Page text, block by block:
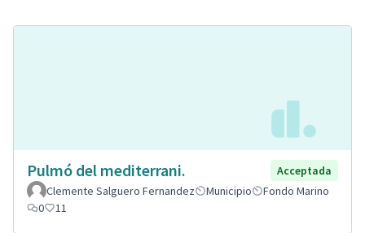
Pulmó del mediterrani.
Acceptada
Clemente Salguero Fernandez
Municipio
Fondo Marino
0
11